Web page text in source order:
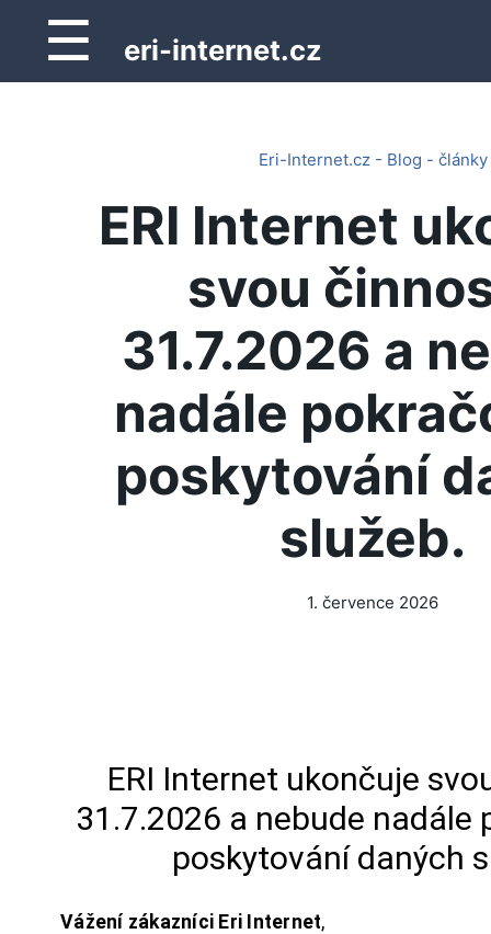
☰ eri-internet.cz
Eri-Internet.cz - Blog - články
ERI Internet
svou
31.7.2026 a
nadále
poskytování
služeb.
1. července 2026
ERI Internet ukončuje
31.7.2026 a nebude nadále
poskytování daných
Vážení zákazníci Eri Internet,